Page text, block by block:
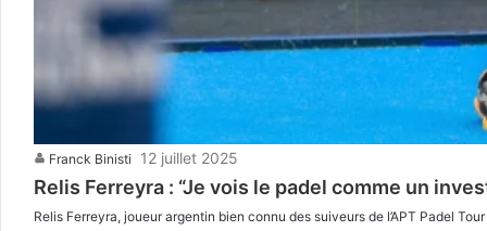
Franck Binisti 12 juillet 2025
Relis Ferreyra : “Je vois le padel comme un
Relis Ferreyra, joueur argentin bien connu des suiveurs de l’APT Padel